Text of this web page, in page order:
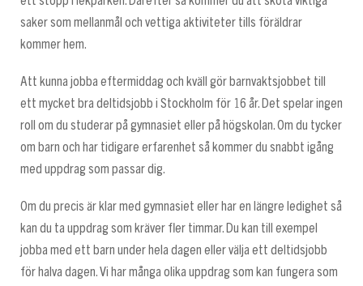
saker som mellanmål och vettiga aktiviteter tills föräldrar
kommer hem.
Att kunna jobba eftermiddag och kväll gör barnvaktsjobbet till
ett mycket bra deltidsjobb i Stockholm för 16 år. Det spelar ingen
roll om du studerar på gymnasiet eller på högskolan. Om du tycker
om barn och har tidigare erfarenhet så kommer du snabbt igång
med uppdrag som passar dig.
Om du precis är klar med gymnasiet eller har en längre ledighet så
kan du ta uppdrag som kräver fler timmar. Du kan till exempel
jobba med ett barn under hela dagen eller välja ett deltidsjobb
för halva dagen. Vi har många olika uppdrag som kan fungera som